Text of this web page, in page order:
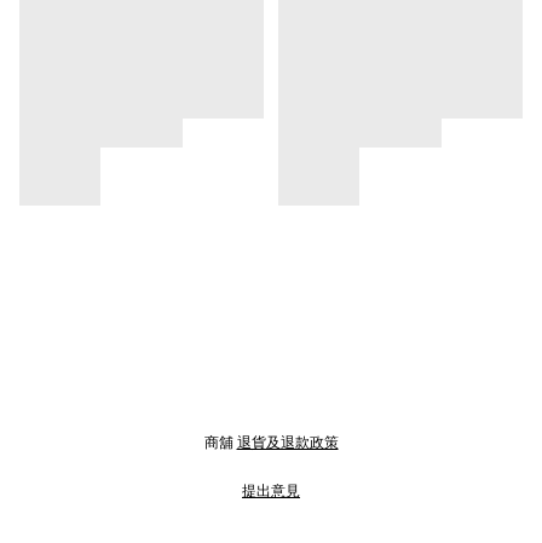
商舖 退貨及退款政策
提出意見